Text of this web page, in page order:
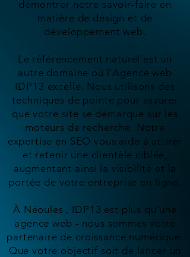
démontrer notre savoir-faire en
matière de design et de
développement web.
Le référencement naturel est un
autre domaine où l'Agence web
IDP13 excelle. Nous utilisons des
techniques de pointe pour assurer
que votre site se démarque sur les
moteurs de recherche. Notre
expertise en SEO vous aide à attirer
et retenir une clientèle ciblée,
augmentant ainsi la visibilité et la
portée de votre entreprise en ligne.
À Néoules , IDP13 est plus qu'une
agence web - nous sommes votre
partenaire de croissance numérique.
Que votre objectif soit de lancer un